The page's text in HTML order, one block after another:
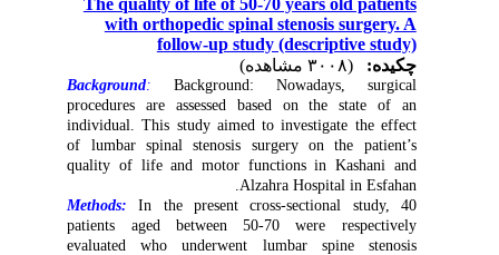
The quality of life of 50-70 years old patients
with orthopedic spinal stenosis surgery. A
follow-up study (descriptive study)
چکیده:
Background
Background: Nowadays, surgical
procedures are assessed based on the state of an
individual. This study aimed to investigatethe effect
of
lumbar spinal stenosis surgery on the patient’s
quality of lifeand motor functions in Kashani and
Alzahra Hospital in Esfahan
.
Methods:
In the present cross-sectional study, 40
patients aged between 50-70 wererespectively
evaluated who underwent lumbar spine stenosis